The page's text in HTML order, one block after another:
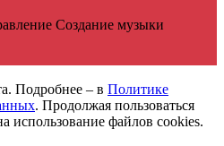
Создание музыки
Подробнее – в Политике
. Продолжая пользоваться
использование файлов cookies.